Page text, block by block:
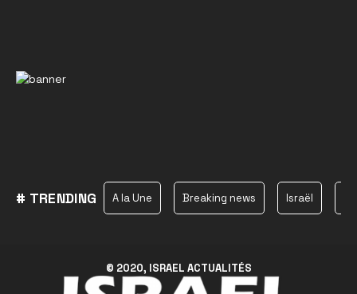
# TRENDING A la Une Breaking news Israël
© 2020, ISRAEL ACTUALITÉS